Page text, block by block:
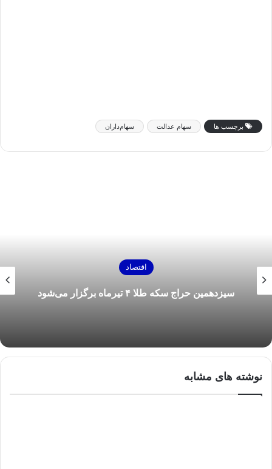
برچسب ها سهام عدالت سهام‌داران
اقتصاد
سیزدهمین حراج سکه طلا ۴ تیرماه برگزار می‌شود
نوشته های مشابه